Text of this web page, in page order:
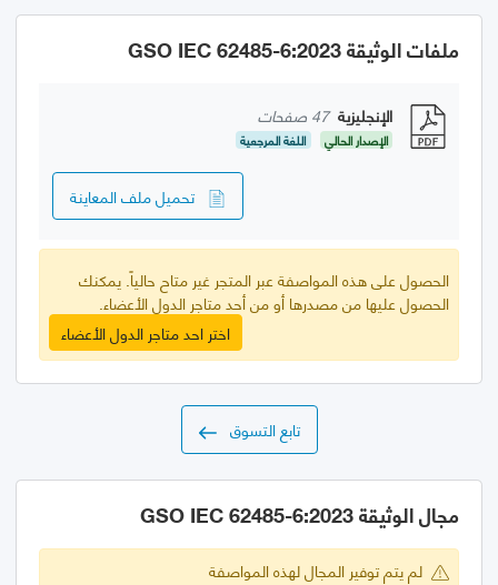
ملفات الوثيقة GSO IEC 62485-6:2023
الإنجليزية 47 صفحات
الإصدار الحالي اللغة المرجعية
تحميل ملف المعاينة
الحصول على هذه المواصفة عبر المتجر غير متاح حالياً. يمكنك
الحصول عليها من مصدرها أو من أحد متاجر الدول الأعضاء.
اختر احد متاجر الدول الأعضاء
تابع التسوق
مجال الوثيقة GSO IEC 62485-6:2023
لم يتم توفير المجال لهذه المواصفة